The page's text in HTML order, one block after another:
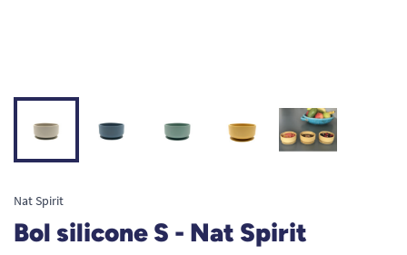
Nat Spirit
Bol silicone S - Nat Spirit